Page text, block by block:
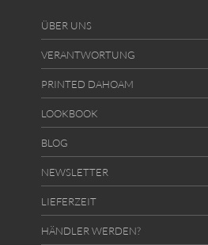
ÜBER UNS
VERANTWORTUNG
PRINTED DAHOAM
LOOKBOOK
BLOG
NEWSLETTER
LIEFERZEIT
HÄNDLER WERDEN?